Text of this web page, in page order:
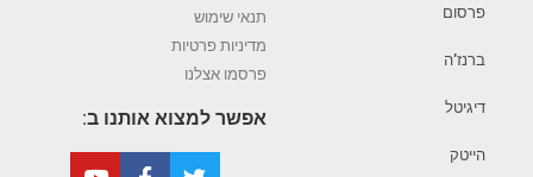
פרסום
ברנז’ה
דיגיטל
הייטק
תנאי שימוש
מדיניות פרטיות
פרסמו אצלנו
אפשר למצוא אותנו ב: